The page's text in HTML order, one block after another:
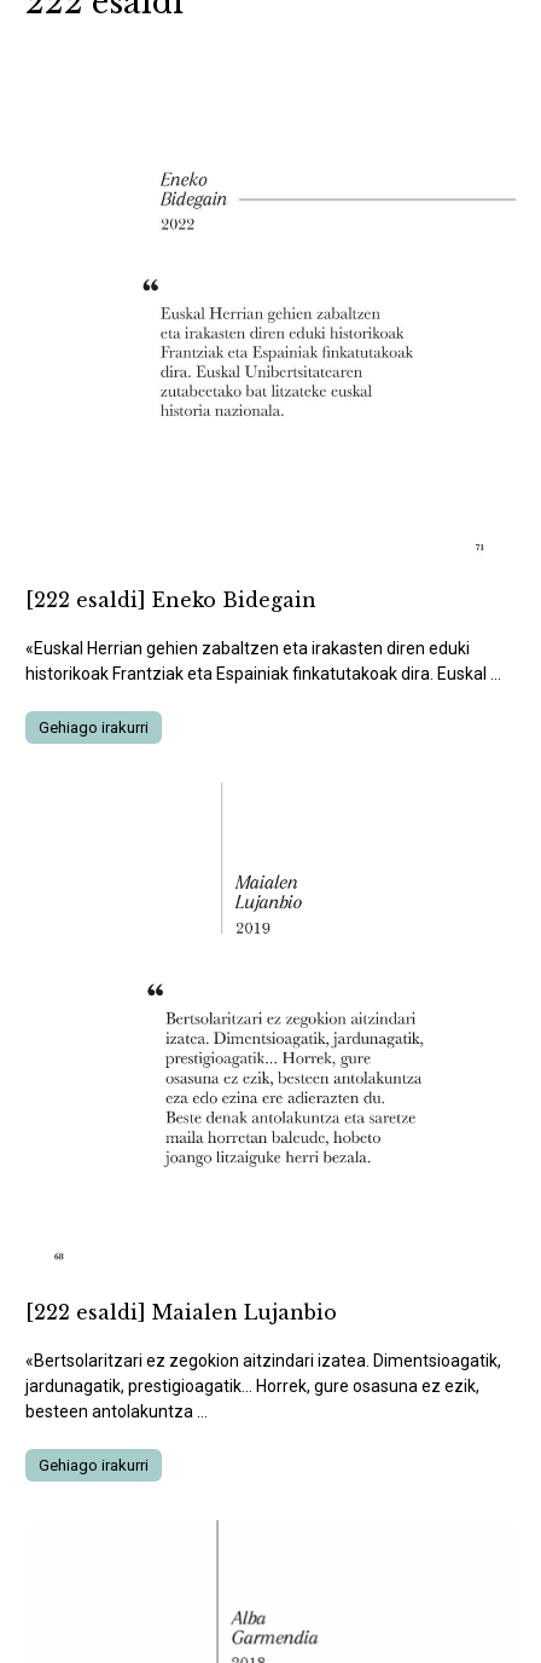
[222 esaldi] Eneko Bidegain
«Euskal Herrian gehien zabaltzen eta irakasten diren eduki
historikoak Frantziak eta Espainiak finkatutakoak dira. Euskal ...
Gehiago irakurri
[222 esaldi] Maialen Lujanbio
«Bertsolaritzari ez zegokion aitzindari izatea. Dimentsioagatik,
jardunagatik, prestigioagatik... Horrek, gure osasuna ez ezik,
besteen antolakuntza ...
Gehiago irakurri